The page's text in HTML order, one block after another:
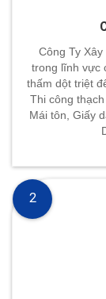
Công Ty
trong lĩnh vực
thấm dột triệt
Thi công
Mái tôn, Giấy
2